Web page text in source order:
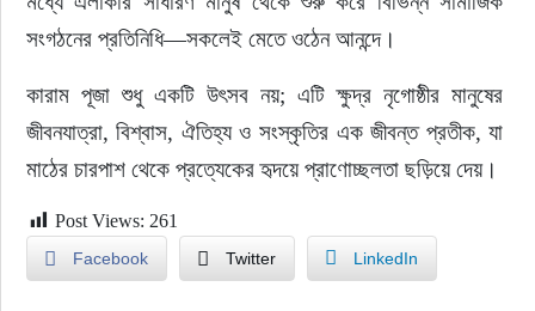
সংগঠনের প্রতিনিধি—সকলেই মেতে ওঠেন আনন্দে।
কারাম পূজা শুধু একটি উৎসব নয়; এটি ক্ষুদ্র নৃগোষ্ঠীর মানুষের
জীবনযাত্রা, বিশ্বাস, ঐতিহ্য ও সংস্কৃতির এক জীবন্ত প্রতীক, যা
মাঠের চারপাশ থেকে প্রত্যেকের হৃদয়ে প্রাণোচ্ছলতা ছড়িয়ে দেয়।
Post Views: 261
Facebook Twitter LinkedIn